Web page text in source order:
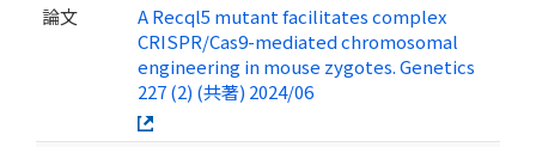
論文
A Recql5 mutant facilitates complex
CRISPR/Cas9-mediated chromosomal
engineering in mouse zygotes. Genetics
227 (2) (共著) 2024/06